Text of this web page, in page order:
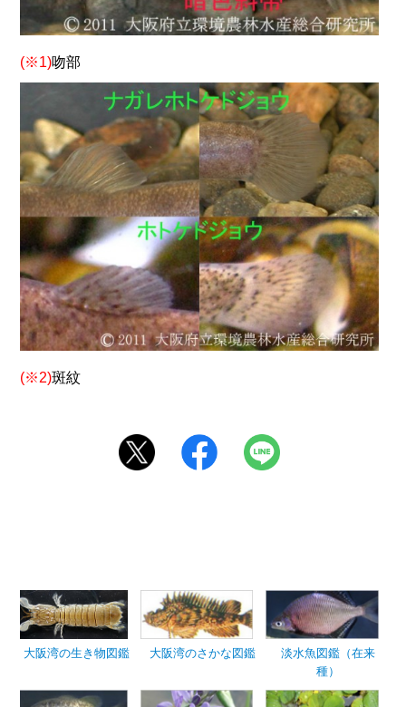
(※1)吻部
(※2)斑紋
大阪湾の生き物図鑑 大阪湾のさかな図鑑
淡水魚図鑑（在来
種）